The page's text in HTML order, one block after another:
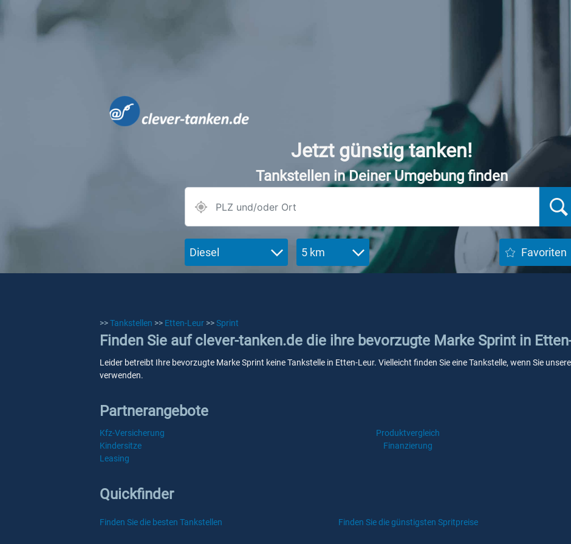
Jetzt günstig tanken!
Tankstellen in Deiner Umgebung finden
Diesel 5 km Favoriten
>>Tankstellen >> Etten-Leur >>Sprint
Finden Sie auf clever-tanken.de die ihre bevorzugte Marke Sprint in
Leider betreibt Ihre bevorzugte Marke Sprint keine Tankstelle in Etten-Leur. Vielleicht finden Sie eine Tankstelle, wenn Sie
verwenden.
Partnerangebote
Kfz-Versicherung Produktvergleich
Kindersitze
Finanzierung
Leasing
Quickfinder
Finden Sie die besten Tankstellen Finden Sie die günstigsten Spritpreise